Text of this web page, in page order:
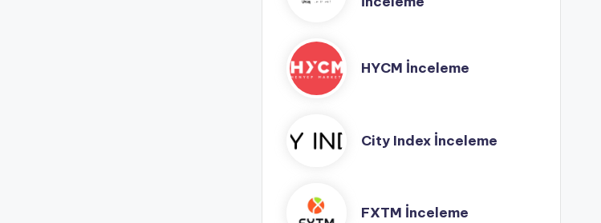
HYCM İnceleme
City Index İnceleme
FXTM İnceleme